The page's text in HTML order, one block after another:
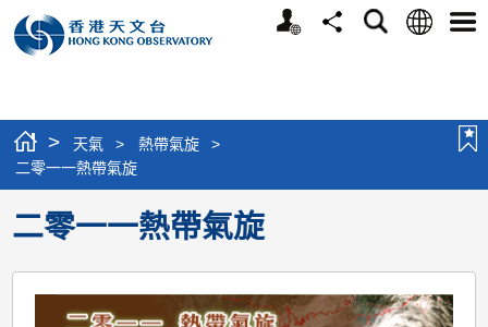
個
分
搜
語
選
> 天氣 > 熱帶氣旋
>
二零一一熱帶氣旋
二零一一熱帶氣旋